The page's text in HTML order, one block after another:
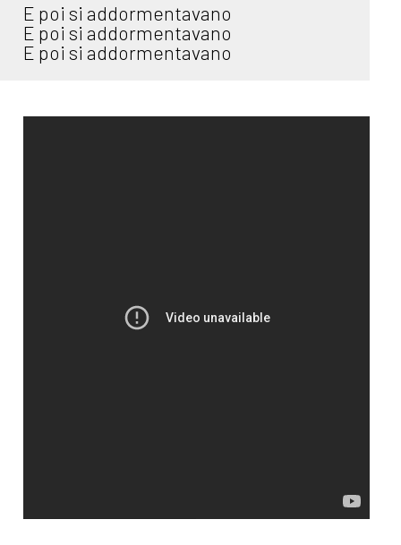
E poi si addormentavano
E poi si addormentavano
E poi si addormentavano